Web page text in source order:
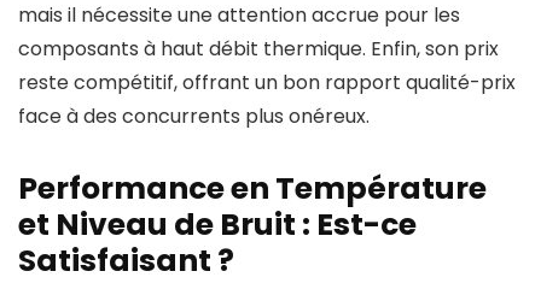
mais il nécessite une attention accrue pour les
composants à haut débit thermique. Enfin, son prix
reste compétitif, offrant un bon rapport qualité-prix
face à des concurrents plus onéreux.
Performance en Température
et Niveau de Bruit : Est-ce
Satisfaisant ?